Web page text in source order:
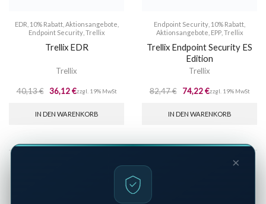
EDR 10% Rabatt, Aktionsangebote
Endpoint Security, Trellix
Trellix EDR
Trellix
40,13€ 36,12€zzgl. 19% MwSt
IN DEN WARENKORB
Endpoint Security 10% Rabatt
Aktionsangebote EPP, Trellix
Trellix Endpoint Security ES
Edition
Trellix
82,47€ 74,22€zzgl. 19% MwSt
IN DEN WARENKORB
×